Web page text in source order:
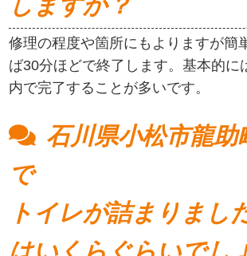
修理の程度や箇所にもよりますが簡
ば30分ほどで終了します。基本的に
内で完了することが多いです。
石川県小松市龍助
で
トイレが詰まりまし
はいくらぐらいでし